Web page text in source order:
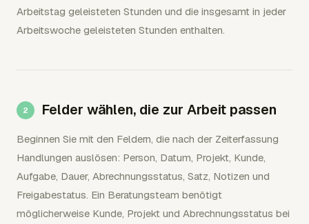
Arbeitstag geleisteten Stunden und die insgesamt in jeder
Arbeitswoche geleisteten Stunden enthalten.
Felder wählen, die zur Arbeit passen
Beginnen Sie mit den Feldern, die nach der Zeiterfassung
Handlungen auslösen: Person, Datum, Projekt, Kunde,
Aufgabe, Dauer, Abrechnungsstatus, Satz, Notizen und
Freigabestatus. Ein Beratungsteam benötigt
möglicherweise Kunde, Projekt und Abrechnungsstatus bei